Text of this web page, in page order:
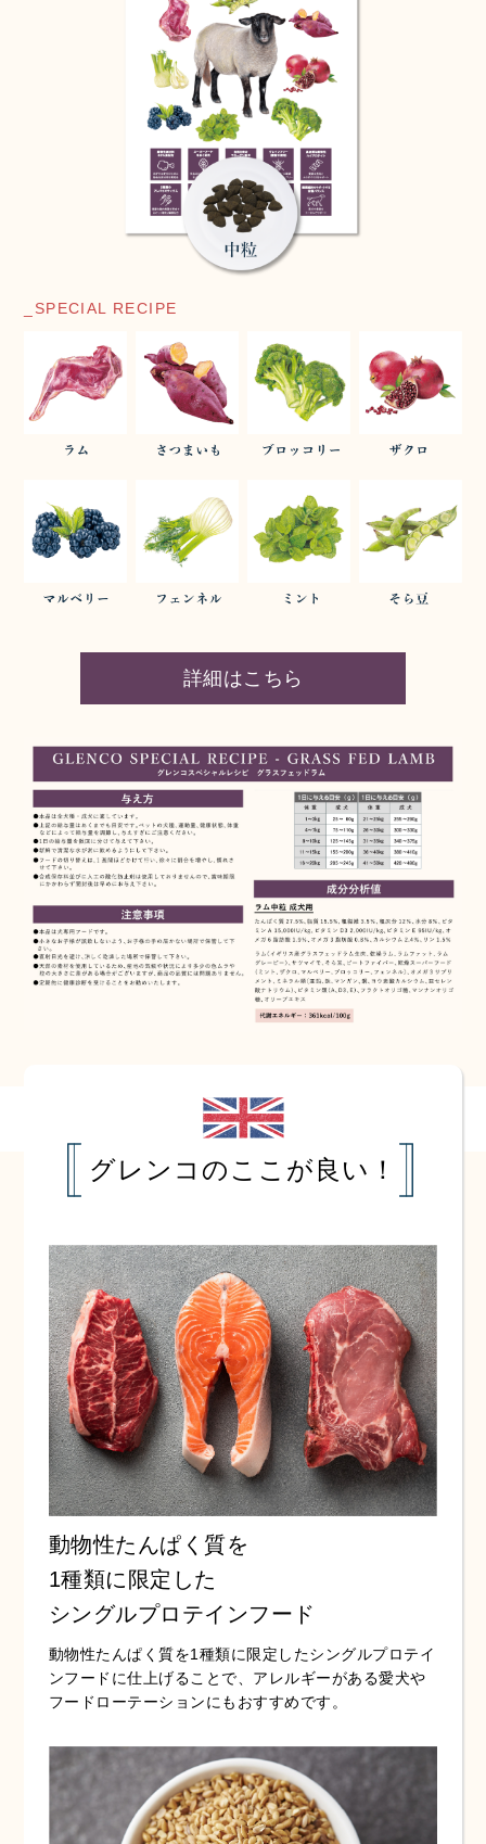
_SPECIAL RECIPE
詳細はこちら
グレンコのここが良い！
動物性たんぱく質を
1種類に限定した
シングルプロテインフード
動物性たんぱく質を1種類に限定したシングルプロテイ
ンフードに仕上げることで、アレルギーがある愛犬や
フードローテーションにもおすすめです。